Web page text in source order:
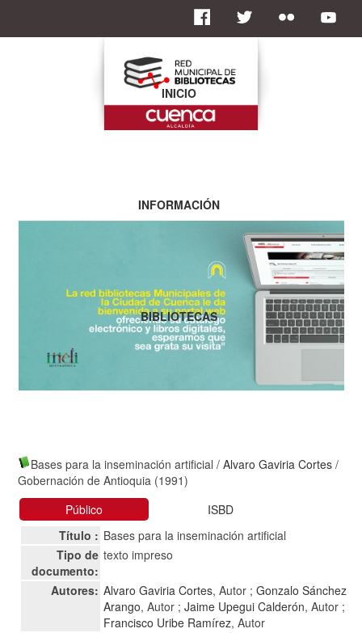
Bases para la inseminación artificial /Alvaro Gaviria Cortes /
Gobernación de Antioquia (1991)
Público
ISBD
Título : Bases para la inseminación artificial
Tipo de
documento:
texto impreso
Autores: Alvaro Gaviria Cortes, Autor ;Gonzalo Sánchez
Arango, Autor ;Jaime Upegui Calderón, Autor ;
Francisco Uribe Ramírez, Autor
INICIO
INFORMACIÓN
BIBLIOTECAS